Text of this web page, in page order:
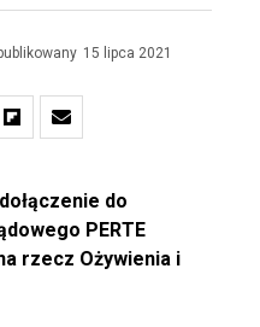
15 lipca 2021
do
PERTE
rzecz Ożywienia i